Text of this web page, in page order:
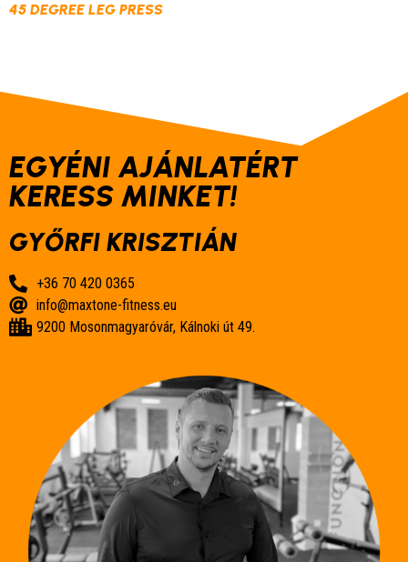
45 DEGREE LEG PRESS
EGYÉNI AJÁNLATÉRT
KERESS MINKET!
GYŐRFI KRISZTIÁN
+36 70 420 0365
info@maxtone-fitness.eu
9200 Mosonmagyaróvár, Kálnoki út 49.